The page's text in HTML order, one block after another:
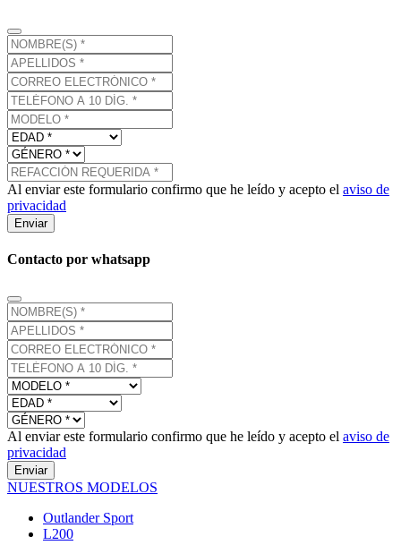
Al enviar este formulario confirmo que he leído y acepto el aviso de
privacidad
Enviar
Contacto por whatsapp
Al enviar este formulario confirmo que he leído y acepto el aviso de
privacidad
Enviar
NUESTROS MODELOS
Outlander Sport
L200